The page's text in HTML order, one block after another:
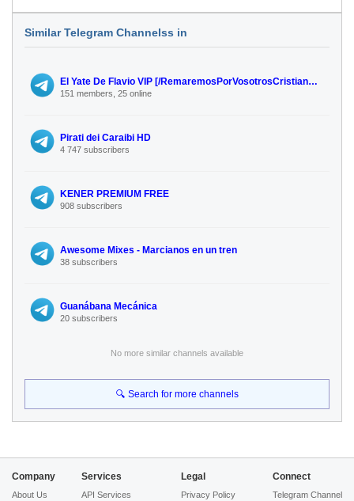
Similar Telegram Channelss in
El Yate De Flavio VIP [/RemaremosPorVosotrosCristianyRoberto]
151 members, 25 online
Pirati dei Caraibi HD
4 747 subscribers
KENER PREMIUM FREE
908 subscribers
Awesome Mixes - Marcianos en un tren
38 subscribers
Guanábana Mecánica
20 subscribers
No more similar channels available
🔍 Search for more channels
Company
About Us
Services
API Services
Legal
Privacy Policy
Connect
Telegram Channel